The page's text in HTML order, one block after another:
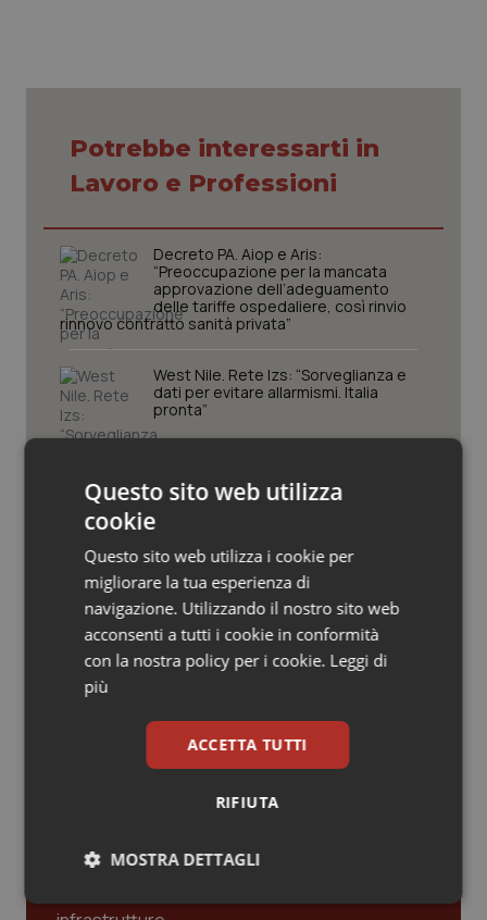
Provincia Autonoma di Trento
Puglia
Sicilia
Toscana
Umbria
Valle D’Aosta
Veneto
Ipertensione & Scompenso
Malattie rare
Neuroscienze & patologie neurodegenerative
Obesità
Oftalmologia
Oncodermatologia
Oncoematologia
Oncologia & Nutrizione
Psoriasi & pelle
Quotidiano Cardiologia
Quotidiano Chirurgia
Quotidiano Oncologia
Potrebbe interessarti in
Lavoro e Professioni
Decreto PA. Aiop e Aris:
“Preoccupazione per la mancata
approvazione dell’adeguamento
delle tariffe ospedaliere, così rinvio
rinnovo contratto sanità privata”
West Nile. Rete Izs: “Sorveglianza e
dati per evitare allarmismi. Italia
pronta”
Tracciabilità dei farmaci. Dal Ministero
le istruzioni per il Data Matrix. Entro l’8
febbraio 2027 l’adeguamento dei
sistemi
Formazione Medicina Generale.
Fimmg: “Rischio altissimo di perdere
borse e lasciare migliaia di cittadini
senza medico. Serve decreto di
mobilità volontaria interregionale”
Cloud sanitario: infrastrutture,
Questo sito web utilizza
cookie
Questo sito web utilizza i cookie per
migliorare la tua esperienza di
navigazione. Utilizzando il nostro sito web
acconsenti a tutti i cookie in conformità
con la nostra policy per i cookie. Leggi di
più
ACCETTA TUTTI
RIFIUTA
MOSTRA DETTAGLI
Necessari Statistici Marketing